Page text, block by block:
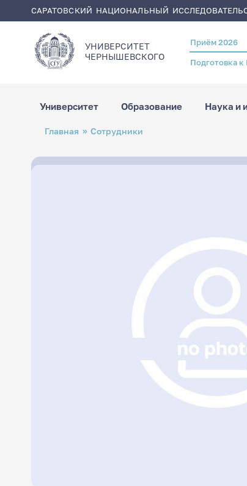
САРАТОВСКИЙ НАЦИОНАЛЬНЫЙ
УНИВЕРСИТЕТ
ЧЕРНЫШЕВСКОГO
Header
menu
Приём 2026
Подготовка к
Университет Образование Наука и
Строка
навигации
Главная Сотрудники